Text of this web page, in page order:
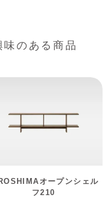
のある商品
オープンシェル
フ210